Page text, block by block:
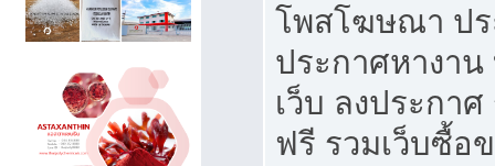
โพสโฆษณา ป
ประกาศหางา
เว็บ ลงประกา
ฟรี รวมเว็บซื้อ